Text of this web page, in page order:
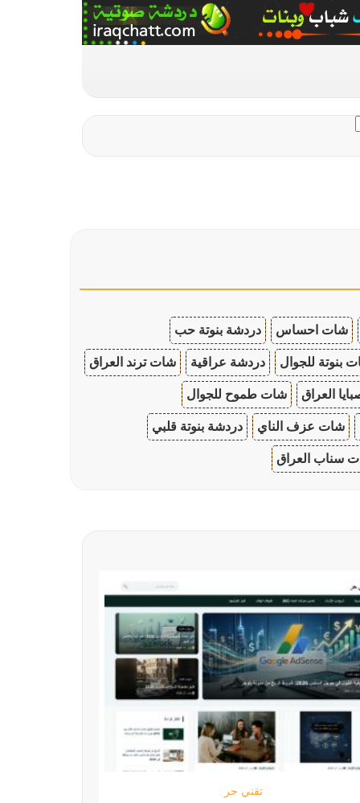
شات احساس دردشة بنوتة حب
بنوتة للجوال دردشة عراقية شات ترند العراق
العراق شات طموح للجوال
شات عزف الناي دردشة بنوتة قلبي
سناب العراق
تقني حر